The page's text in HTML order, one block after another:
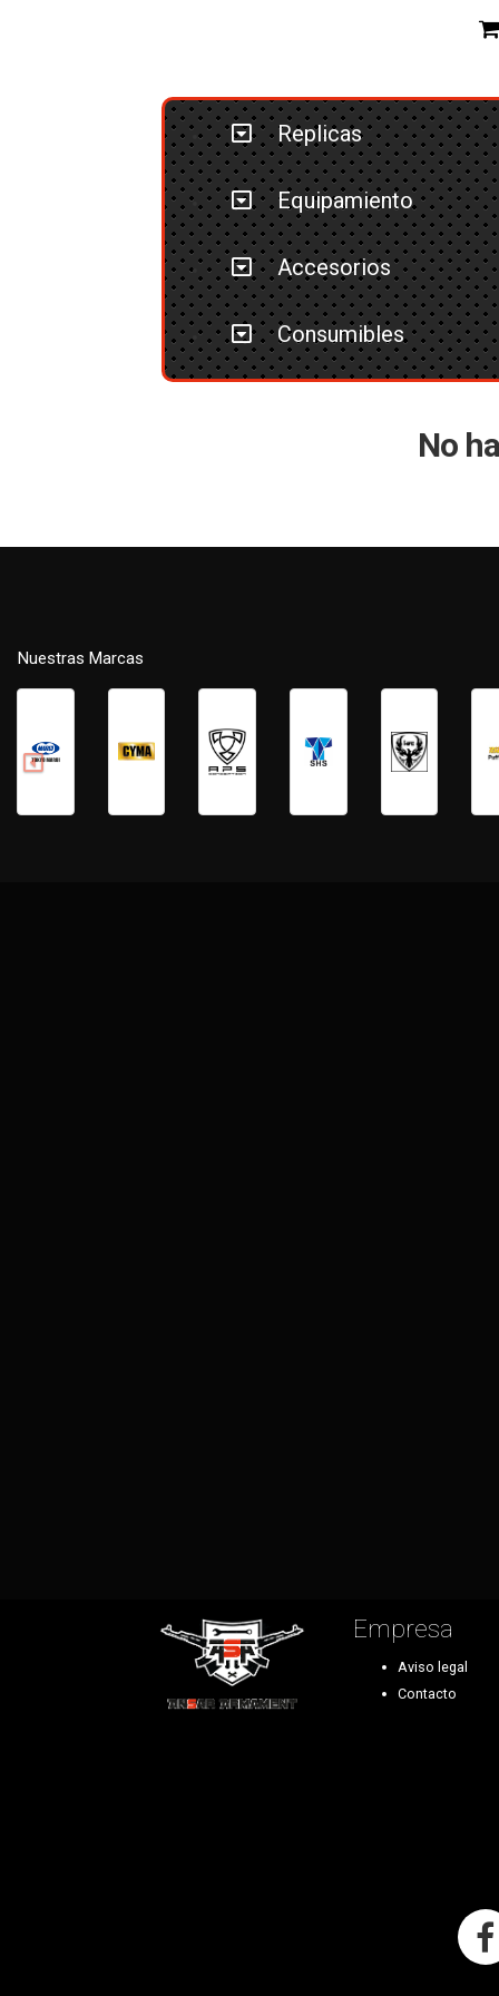
Replicas
Equipamiento
Accesorios
Consumibles
No
Nuestras Marcas
Empresa
Aviso legal
Contacto